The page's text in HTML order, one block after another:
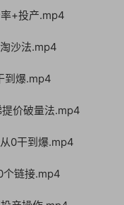
+投产.mp4
沙法.mp4
到爆.mp4
价破量法.mp4
0干到爆.mp4
个链接.mp4